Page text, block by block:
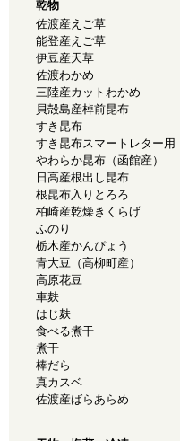
乾物
佐渡産えご草
能登産えご草
伊豆産天草
佐渡わかめ
三陸産カットわかめ
貝殻島産棹前昆布
すき昆布
すき昆布スマートレター用
やわらか昆布（函館産）
日高産根出し昆布
根昆布入りとろろ
柏崎産乾燥きくらげ
ふのり
栃木産かんぴょう
青大豆（高柳町産）
高原花豆
車麸
はじ麸
食べる煮干
煮干
棒だら
真カスベ
佐渡産ばらあらめ